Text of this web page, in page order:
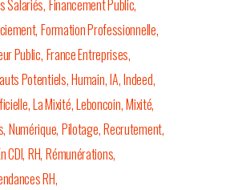
Salariés Financement Public
Formation Professionnelle
Public France Entreprises
Potentiels Humain IA Indeed
La Mixité Leboncoin Mixité
Numérique Pilotage Recrutement
CDI RH Rémunérations
RH